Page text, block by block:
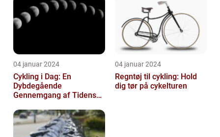
04 januar 2024
Cykling i Dag: En
Dybdegående
Gennemgang af Tidens
04 januar 2024
Regntøj til cykling: Hold
dig tør på cykelturen